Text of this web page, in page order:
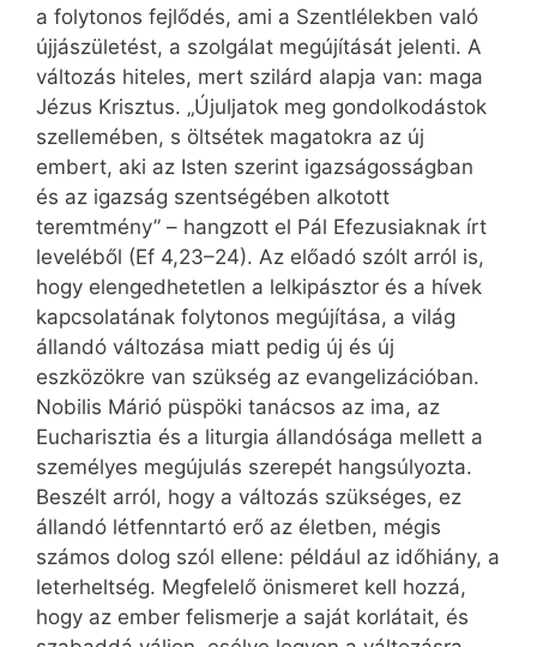
a folytonos fejlődés, ami a Szentlélekben való
újjászületést, a szolgálat megújítását jelenti. A
változás hiteles, mert szilárd alapja van: maga
Jézus Krisztus. „Újuljatok meg gondolkodástok
szellemében, s öltsétek magatokra az új
embert, aki az Isten szerint igazságosságban
és az igazság szentségében alkotott
teremtmény” – hangzott el Pál Efe­zusiaknak írt
leveléből (Ef 4,23–24). Az előadó szólt arról is,
hogy elengedhetetlen a lelkipásztor és a hívek
kapcsolatának folytonos megújítása, a világ
állandó változása miatt pedig új és új
eszközökre van szükség az evangelizációban.
Nobilis Márió püspöki tanácsos az ima, az
Eucharisztia és a liturgia állandósága mellett a
személyes megújulás szerepét hangsúlyozta.
Beszélt arról, hogy a változás szükséges, ez
állandó létfenntartó erő az életben, mégis
számos dolog szól ellene: például az időhiány, a
leterheltség. Megfelelő önismeret kell hozzá,
hogy az ember felismerje a saját korlátait, és